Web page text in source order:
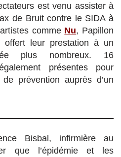
est venu assister à
de Bruit contre le SIDA à
comme Nu, Papillon
offert leur prestation à un
plus nombreux. 16
présentes pour
prévention auprès d’un
Bisbal, infirmière au
que l’épidémie et les